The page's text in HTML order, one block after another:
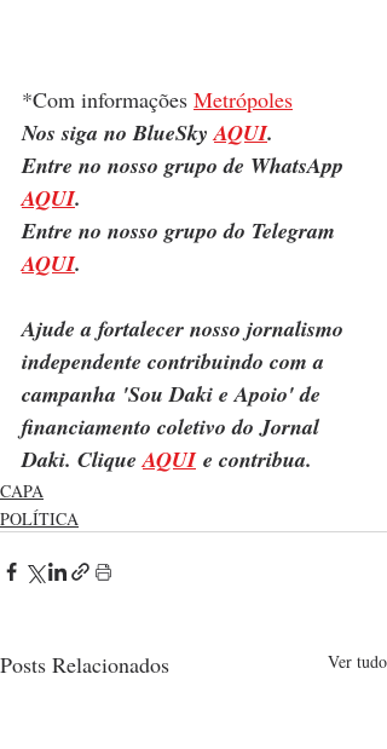
*Com informações Metrópoles
Nos siga no BlueSky AQUI.
Entre no nosso grupo de WhatsApp
AQUI.
Entre no nosso grupo do Telegram
AQUI.
Ajude a fortalecer nosso jornalismo
independente contribuindo com a
campanha 'Sou Daki e Apoio' de
financiamento coletivo do Jornal
Daki. Clique AQUI e contribua.
CAPA
POLÍTICA
Posts Relacionados Ver tudo